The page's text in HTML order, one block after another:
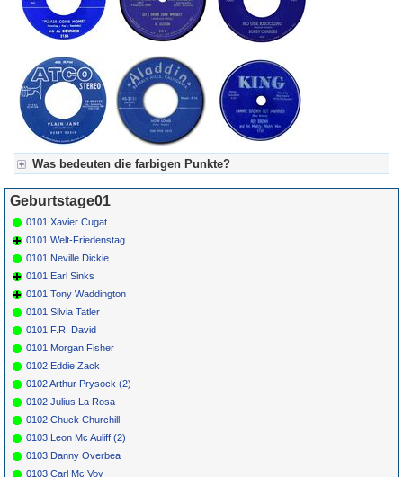
Was bedeuten die farbigen Punkte?
Für Axel's Tageskalender:
Grün = Kurzgeschichte
Grün! = fachlich bestimmt spannend, nicht verpassen!
Grün+ = Stundenbeitrag
Gelb = Kurzgeschichten oder Stundensendungen in Arbeit
Blau = Beschreibungstext (beschreibender Text)
Geburtstage01
0101 Xavier Cugat
0101 Welt-Friedenstag
0101 Neville Dickie
0101 Earl Sinks
0101 Tony Waddington
0101 Silvia Tatler
0101 F.R. David
0101 Morgan Fisher
0102 Eddie Zack
0102 Arthur Prysock (2)
0102 Julius La Rosa
0102 Chuck Churchill
0103 Leon Mc Auliff (2)
0103 Danny Overbea
0103 Carl Mc Voy